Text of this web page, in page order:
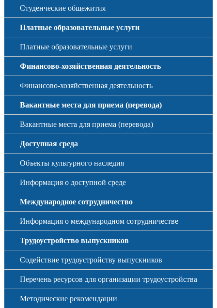
Студенческие общежития
Платные образовательные услуги
Платные образовательные услуги
Финансово-хозяйственная деятельность
Финансово-хозяйственная деятельность
Вакантные места для приема (перевода)
Вакантные места для приема (перевода)
Доступная среда
Объекты культурного наследия
Информация о доступной среде
Международное сотрудничество
Информация о международном сотрудничестве
Трудоустройство выпускников
Содействие трудоустройству выпускников
Перечень ресурсов для организации трудоустройства
Методические рекомендации